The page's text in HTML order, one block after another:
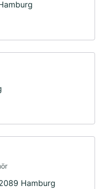
Hamburg